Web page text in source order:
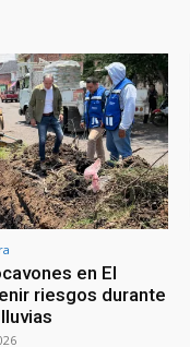
en El
riesgos durante